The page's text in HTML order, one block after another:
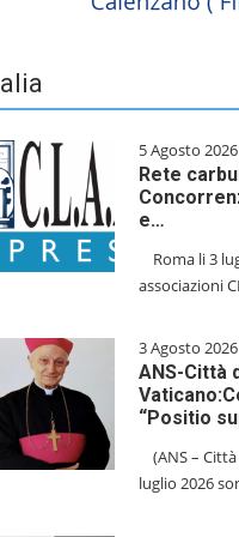
5 Agosto 2026
Rete
e…
​Roma li 3
associazioni
3 Agosto 2026
ANS-Città
“Positio
(ANS –
luglio 2026